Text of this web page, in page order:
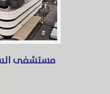
مستشفى